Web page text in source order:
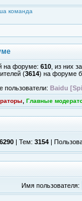
команда
на форуме: 610 , из них
(3614) на форуме
пользователи: Baidu
Главные
| Тем: 3154 |
Имя пользователя: